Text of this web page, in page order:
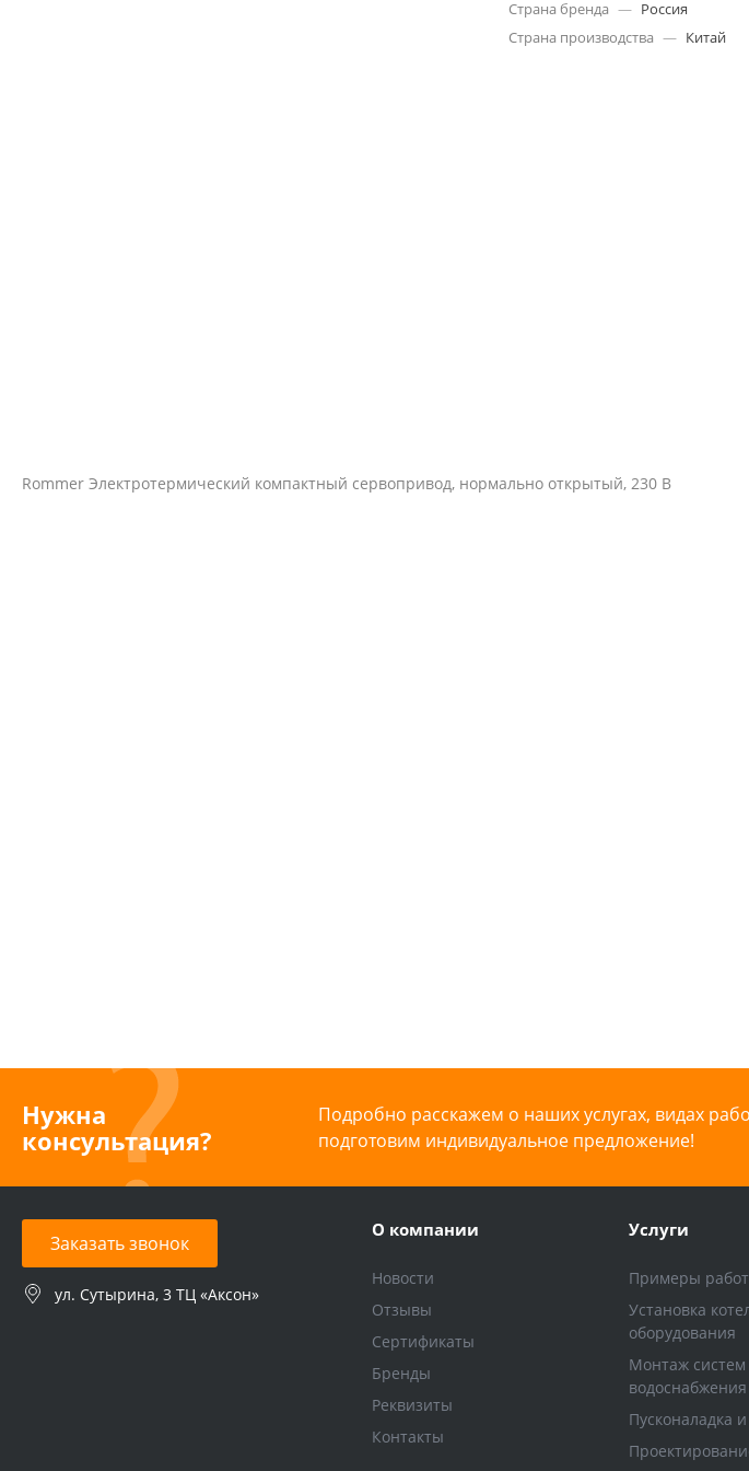
Страна бренда — Россия
Страна производства — Китай
Rommer Электротермический компактный сервопривод, нормально открытый, 230 В
Нужна
консультация?
Подробно расскажем о наших услугах, видах
подготовим индивидуальное предложение!
Заказать звонок
ул. Сутырина, 3 ТЦ «Аксон»
О компании
Новости
Отзывы
Сертификаты
Бренды
Реквизиты
Контакты
Услуги
Примеры работ
Установка
оборудования
Монтаж
водоснабжения
Пусконаладка